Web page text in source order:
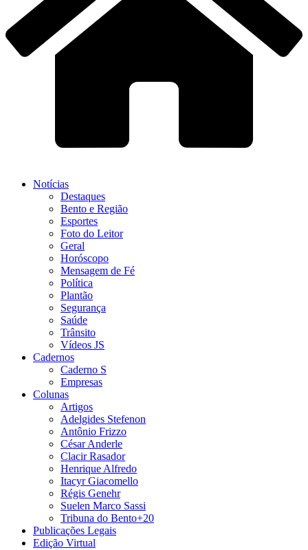
Notícias
Destaques
Bento e Região
Esportes
Foto do Leitor
Geral
Horóscopo
Mensagem de Fé
Política
Plantão
Segurança
Saúde
Trânsito
Vídeos JS
Cadernos
Caderno S
Empresas
Colunas
Artigos
Adelgides Stefenon
Antônio Frizzo
César Anderle
Clacir Rasador
Henrique Alfredo
Itacyr Giacomello
Régis Genehr
Suelen Marco Sassi
Tribuna do Bento+20
Publicações Legais
Edição Virtual